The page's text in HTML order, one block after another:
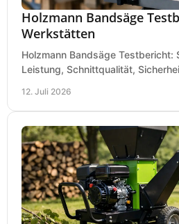
Holzmann Bandsäge
Werkstätten
Holzmann Bandsäge Testbericht:
Leistung, Schnittqualität,
12. Juli 2026